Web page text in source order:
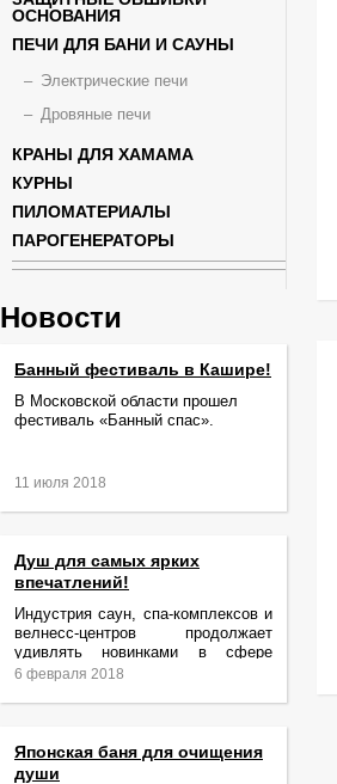
ОСНОВАНИЯ
ПЕЧИ ДЛЯ БАНИ И САУНЫ
Электрические печи
Дровяные печи
КРАНЫ ДЛЯ ХАМАМА
КУРНЫ
ПИЛОМАТЕРИАЛЫ
ПАРОГЕНЕРАТОРЫ
Новости
Банный фестиваль в Кашире!
В Московской области прошел
фестиваль «Банный спас».
11 июля 2018
Душ для самых ярких
впечатлений!
Индустрия саун, спа-комплексов и
велнесс-центров продолжает
удивлять новинками в сфере
релаксации и ухода за телом.
6 февраля 2018
Японская баня для очищения
души